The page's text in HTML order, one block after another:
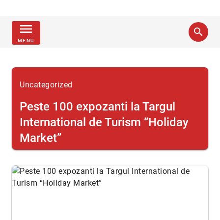
menu
MENU
search
Uncategorized
Peste 100 expozanti la Targul
International de Turism “Holiday
Market”